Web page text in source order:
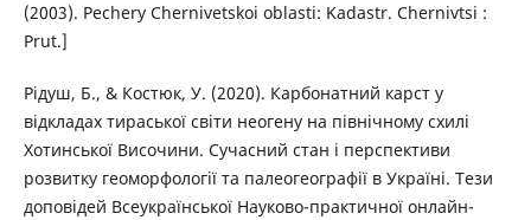
(2003). Pechery Chernivetskoi oblasti: Kadastr. Chernivtsi :
Prut.]
Рідуш, Б., & Костюк, У. (2020). Карбонатний карст у
відкладах тираської світи неогену на північному схилі
Хотинської Височини. Сучасний стан і перспективи
розвитку геоморфології та палеогеографії в Україні. Тези
доповідей Всеукраїнської Науково-практичної онлайн-